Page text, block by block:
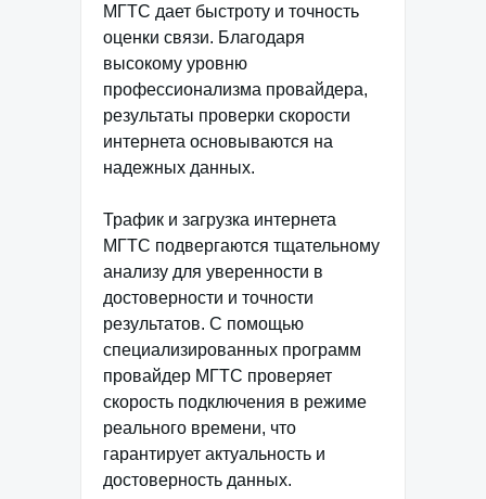
МГТС дает быстроту и точность
оценки связи. Благодаря
высокому уровню
профессионализма провайдера,
результаты проверки скорости
интернета основываются на
надежных данных.
Трафик и загрузка интернета
МГТС подвергаются тщательному
анализу для уверенности в
достоверности и точности
результатов. С помощью
специализированных программ
провайдер МГТС проверяет
скорость подключения в режиме
реального времени, что
гарантирует актуальность и
достоверность данных.